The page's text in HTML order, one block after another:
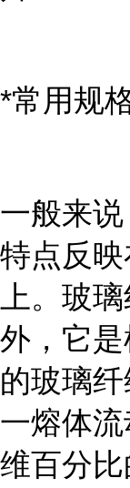
*常用规
一般来
特点反
上。玻
外，它
的玻璃
一熔体
维百分